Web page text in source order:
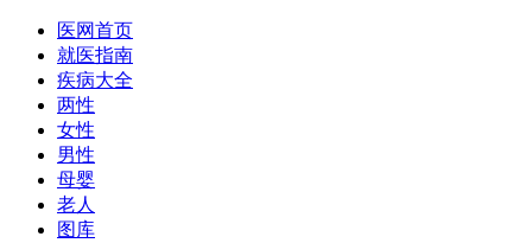
医网首页
就医指南
疾病大全
两性
女性
男性
母婴
老人
图库